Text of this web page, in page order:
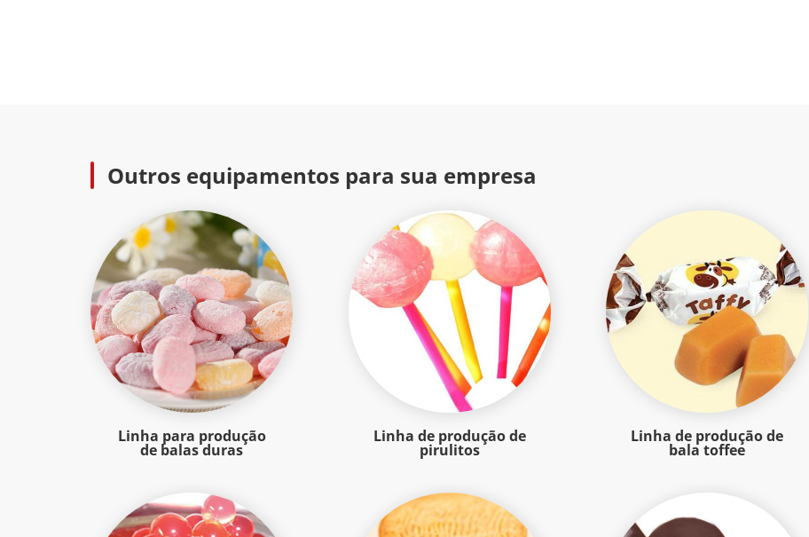
Outros equipamentos para sua empresa
Linha para produção
de balas duras
Linha de produção de
pirulitos
Linha de produção de
bala toffee